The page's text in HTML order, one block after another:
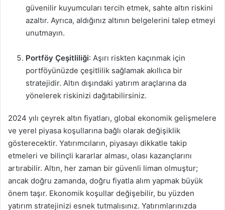
güvenilir kuyumcuları tercih etmek, sahte altın riskini
azaltır. Ayrıca, aldığınız altının belgelerini talep etmeyi
unutmayın.
Portföy Çeşitliliği: Aşırı riskten kaçınmak için
portföyünüzde çeşitlilik sağlamak akıllıca bir
stratejidir. Altın dışındaki yatırım araçlarına da
yönelerek riskinizi dağıtabilirsiniz.
2024 yılı çeyrek altın fiyatları, global ekonomik gelişmelere
ve yerel piyasa koşullarına bağlı olarak değişiklik
gösterecektir. Yatırımcıların, piyasayı dikkatle takip
etmeleri ve bilinçli kararlar alması, olası kazançlarını
artırabilir. Altın, her zaman bir güvenli liman olmuştur;
ancak doğru zamanda, doğru fiyatla alım yapmak büyük
önem taşır. Ekonomik koşullar değişebilir, bu yüzden
yatırım stratejinizi esnek tutmalısınız. Yatırımlarınızda